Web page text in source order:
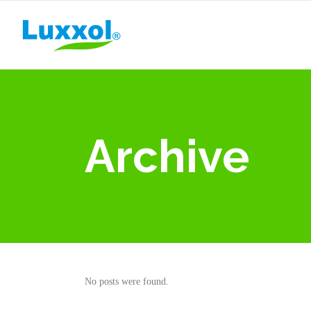
Archive
No posts were found.